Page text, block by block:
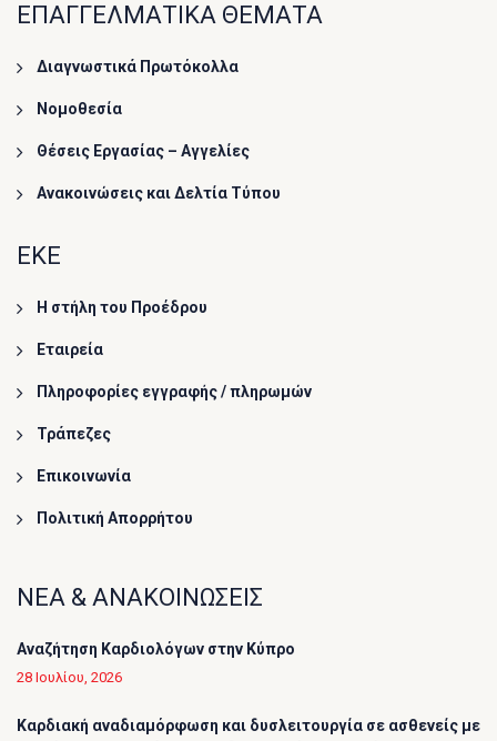
ΕΠΑΓΓΕΛΜΑΤΙΚΑ ΘΕΜΑΤΑ
Διαγνωστικά Πρωτόκολλα
Νομοθεσία
Θέσεις Εργασίας – Αγγελίες
Ανακοινώσεις και Δελτία Τύπου
ΕΚΕ
Η στήλη του Προέδρου
Εταιρεία
Πληροφορίες εγγραφής / πληρωμών
Τράπεζες
Επικοινωνία
Πολιτική Απορρήτου
ΝΕΑ & ΑΝΑΚΟΙΝΩΣΕΙΣ
Αναζήτηση Καρδιολόγων στην Κύπρο
28 Ιουλίου, 2026
Καρδιακή αναδιαμόρφωση και δυσλειτουργία σε ασθενείς με